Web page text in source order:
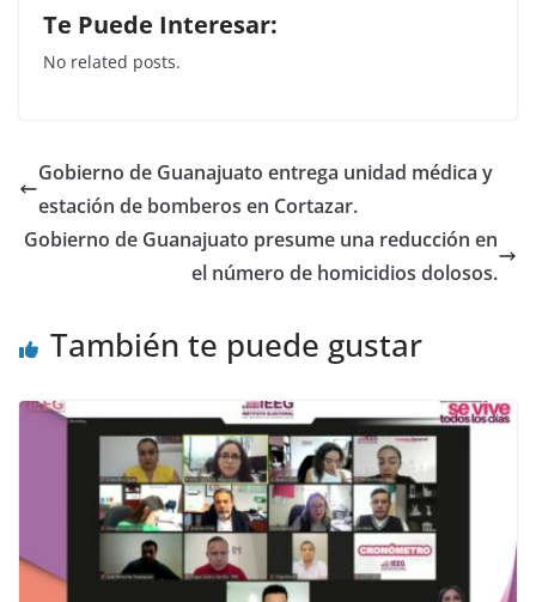
c
e
o
o
k
itt
er
at
p
p
k
n
Te Puede Interesar:
No related posts.
Gobierno de Guanajuato entrega unidad médica y
estación de bomberos en Cortazar.
Gobierno de Guanajuato presume una reducción en
el número de homicidios dolosos.
También te puede gustar